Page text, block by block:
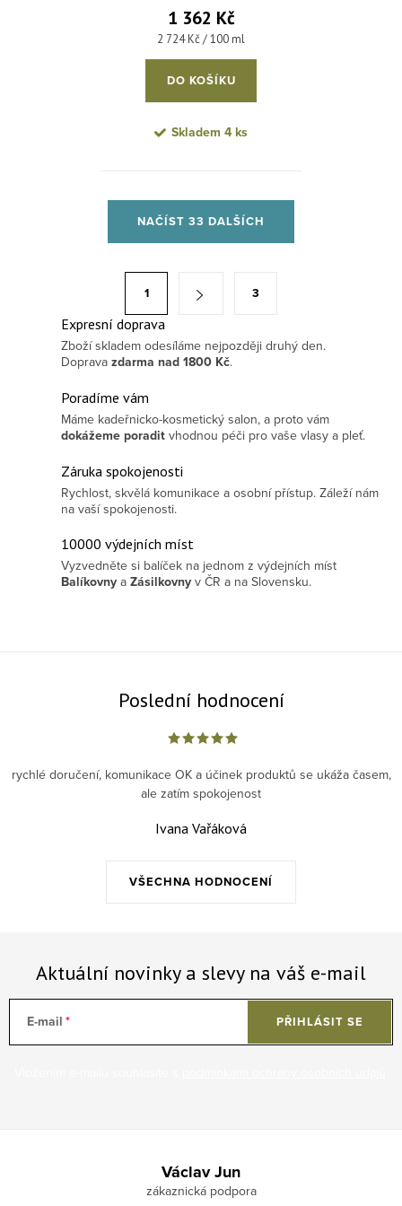
pleť 50 ml
1 362 Kč
Měrná cena:
2 724 Kč / 100 ml
DO KOŠÍKU
Skladem 4 ks
Ovládací prvky výpisuNAČÍST 33 DALŠÍCH
1 3
Expresní doprava
Zboží skladem odesíláme nejpozději druhý den.
Doprava zdarma nad 1800 Kč.
Poradíme vám
Máme kadeřnicko-kosmetický salon, a proto vám
dokážeme poradit vhodnou péči pro vaše vlasy a pleť.
Záruka spokojenosti
Rychlost, skvělá komunikace a osobní přístup. Záleží nám
na vaší spokojenosti.
10000 výdejních míst
Vyzvedněte si balíček na jednom z výdejních míst
Balíkovny a Zásilkovny v ČR a na Slovensku.
Poslední hodnocení
VŠECHNA HODNOCENÍ
rychlé doručení, komunikace OK a účinek produktů se ukáža časem,
ale zatím spokojenost
Ivana Vařáková
Aktuální novinky a slevy na váš e-mail
E-mail PŘIHLÁSIT SE
Václav Jun